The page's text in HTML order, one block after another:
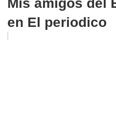
Mis amigos del
en El periodico